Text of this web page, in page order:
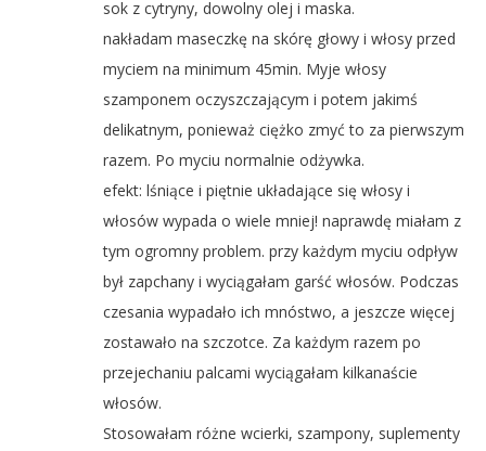
sok z cytryny, dowolny olej i maska.
nakładam maseczkę na skórę głowy i włosy przed
myciem na minimum 45min. Myje włosy
szamponem oczyszczającym i potem jakimś
delikatnym, ponieważ ciężko zmyć to za pierwszym
razem. Po myciu normalnie odżywka.
efekt: lśniące i piętnie układające się włosy i
włosów wypada o wiele mniej! naprawdę miałam z
tym ogromny problem. przy każdym myciu odpływ
był zapchany i wyciągałam garść włosów. Podczas
czesania wypadało ich mnóstwo, a jeszcze więcej
zostawało na szczotce. Za każdym razem po
przejechaniu palcami wyciągałam kilkanaście
włosów.
Stosowałam różne wcierki, szampony, suplementy